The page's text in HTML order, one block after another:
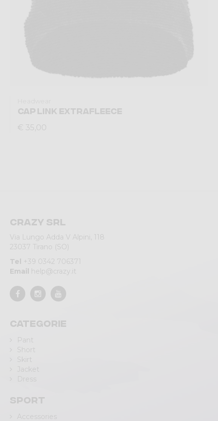
CAP LINK EXTRAFLEECE
€ 35,00
Crazy srl
Via Lungo Adda V Alpini, 118
23037 Tirano (SO)
Tel +39 0342 706371
Email help@crazy.it
Categorie
Pant
Short
Skirt
Jacket
Dress
Sport
Accessories